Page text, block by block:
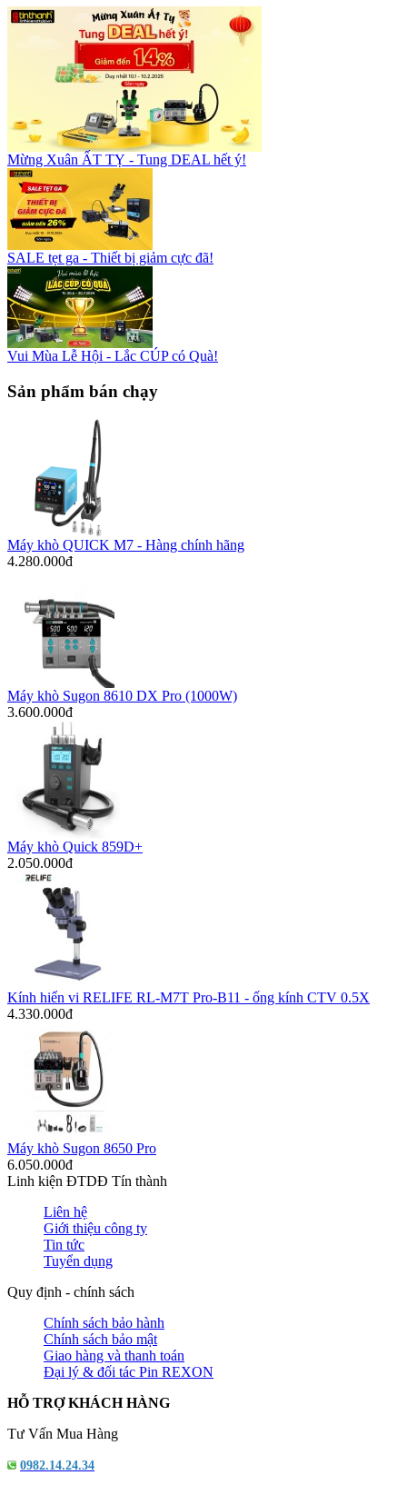
Mừng Xuân ẤT TỴ - Tung DEAL hết ý!
SALE tẹt ga - Thiết bị giảm cực đã!
Vui Mùa Lễ Hội - Lắc CÚP có Quà!
Sản phẩm bán chạy
Máy khò QUICK M7 - Hàng chính hãng
4.280.000đ
Máy khò Sugon 8610 DX Pro (1000W)
3.600.000đ
Máy khò Quick 859D+
2.050.000đ
Kính hiển vi RELIFE RL-M7T Pro-B11 - ống kính CTV 0.5X
4.330.000đ
Máy khò Sugon 8650 Pro
6.050.000đ
Linh kiện ĐTDĐ Tín thành
Liên hệ
Giới thiệu công ty
Tin tức
Tuyển dụng
Quy định - chính sách
Chính sách bảo hành
Chính sách bảo mật
Giao hàng và thanh toán
Đại lý & đối tác Pin REXON
HỖ TRỢ KHÁCH HÀNG
Tư Vấn Mua Hàng
0982.14.24.34